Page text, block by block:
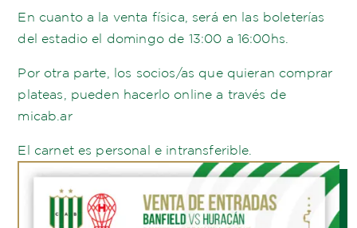
En cuanto a la venta física, será en las boleterías
del estadio el domingo de 13:00 a 16:00hs.
Por otra parte, los socios/as que quieran comprar
plateas, pueden hacerlo online a través de
micab.ar
El carnet es personal e intransferible.